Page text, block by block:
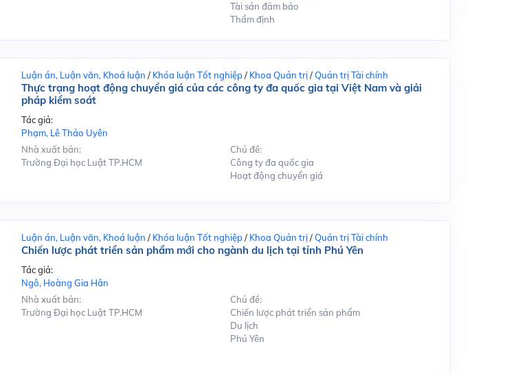
Tài sản đảm bảo
Thẩm định
Luận án, Luận văn, Khoá luận / Khóa luận Tốt nghiệp/ Khoa Quản trị/Quản trị Tài chính
Thực trạng hoạt động chuyển giá của các công ty đa quốc gia tại Việt Nam và giải
pháp kiểm soát
Tác giả:
Phạm, Lê Thảo Uyên
Nhà xuất bản:
Trường Đại học Luật TP.HCM
Chủ đề:
Công ty đa quốc gia
Hoạt động chuyển giá
Luận án, Luận văn, Khoá luận / Khóa luận Tốt nghiệp/ Khoa Quản trị/Quản trị Tài chính
Chiến lược phát triển sản phẩm mới cho ngành du lịch tại tỉnh Phú Yên
Tác giả:
Ngô, Hoàng Gia Hân
Nhà xuất bản:
Trường Đại học Luật TP.HCM
Chủ đề:
Chiến lược phát triển sản phẩm
Du lịch
Phú Yên